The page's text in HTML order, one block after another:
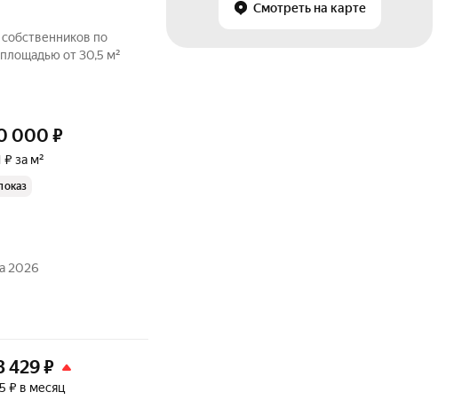
Смотреть на карте
по
от 30,5 м²
000 ₽
за м²
2026
429₽
₽ в месяц